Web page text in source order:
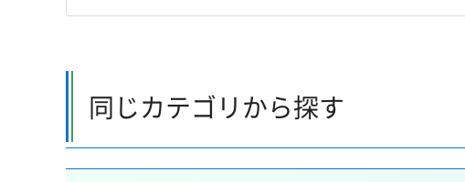
同じカテゴリから探す